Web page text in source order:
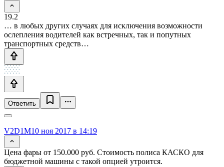
19.2
… в любых других случаях для исключения возможности
ослепления водителей как встречных, так и попутных
транспортных средств…
Ответить
V2D1M10 ноя 2017 в 14:19
Цена фары от 150.000 руб. Стоимость полиса КАСКО для
бюджетной машины с такой опцией утроится.